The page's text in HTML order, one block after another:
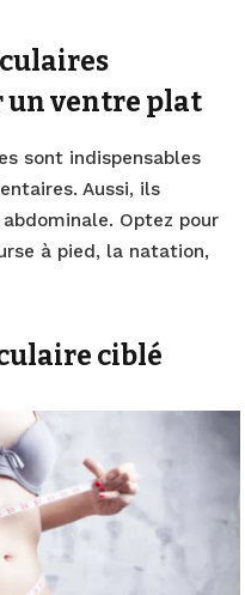
un ventre plat
sont indispensables
Aussi, ils
Optez pour
à pied, la natation,
ciblé